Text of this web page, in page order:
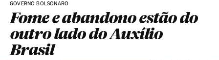
GOVERNO BOLSONARO
Fome e abandono estão do
outro lado do Auxílio
Brasil